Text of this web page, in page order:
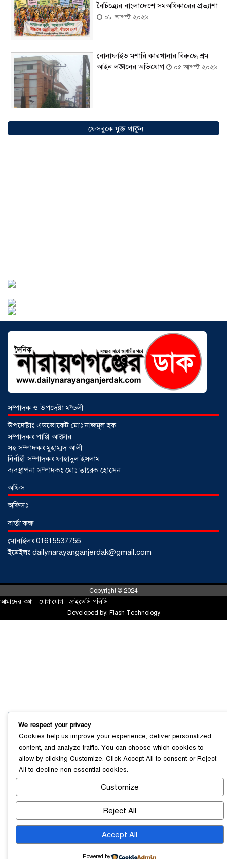
বৈচিত্র্যের বাংলাদেশে সমঅধিকারের প্রত্যাশা
০৮ আগস্ট ২০২৬
বোনাফাইড মশারি কারখানার বিরুদ্ধে শ্রম
আইন লঙ্ঘনের অভিযোগ
০৫ আগস্ট ২০২৬
২০২৬
আড়াইহাজারে বান্টি বাজারে ৫ গ্রাম
হেরোইনসহ যুবক গ্রেপ্তার
০৩ আগস্ট ২০২৬
আড়াইহাজারে জেলেদের জালে উঠে এলো
শর্টগান
সোনারগাঁয়ে ৬৮ পিস ইয়াবাসহ নারী মাদক
ব্যবসায়ী গ্রেফতার
০৩ আগস্ট ২০২৬
সোনারগাঁয়ে পরিত্যক্ত উন্নয়ন প্রকল্প:
ঠিকাদারের গাফিলতি নাকি তদারকির অভাব
০২ আগস্ট ২০২৬
ফেসবুকে যুক্ত থাকুন
সম্পাদক ও উপদেষ্টা মন্ডলী
উপদেষ্টাঃ এডভোকেট মোঃ নাজমুল হক
সম্পাদকঃ পাপ্পি আক্তার
সহ সম্পাদকঃ মুহাম্মদ আলী
নির্বাহী সম্পাদকঃ ফাহাদুল ইসলাম
ব্যবস্থাপনা সম্পাদকঃ মোঃ তারেক হোসেন
অফিস
অফিসঃ
বার্তা কক্ষ
মোবাইলঃ 01615537755
ইমেইলঃ dailynarayanganjerdak@gmail.com
Copyright © 2024
আমাদের কথা যোগাযোগ প্রাইভেসি পলিসি
Developed by: Flash Technology
We respect your privacy
Cookies help us improve your experience, deliver personalized
content, and analyze traffic. You can choose which cookies to
allow by clicking Customize. Click Accept All to consent orReject
All to decline non-essential cookies.
Customize
Reject All
Accept All
Powered by